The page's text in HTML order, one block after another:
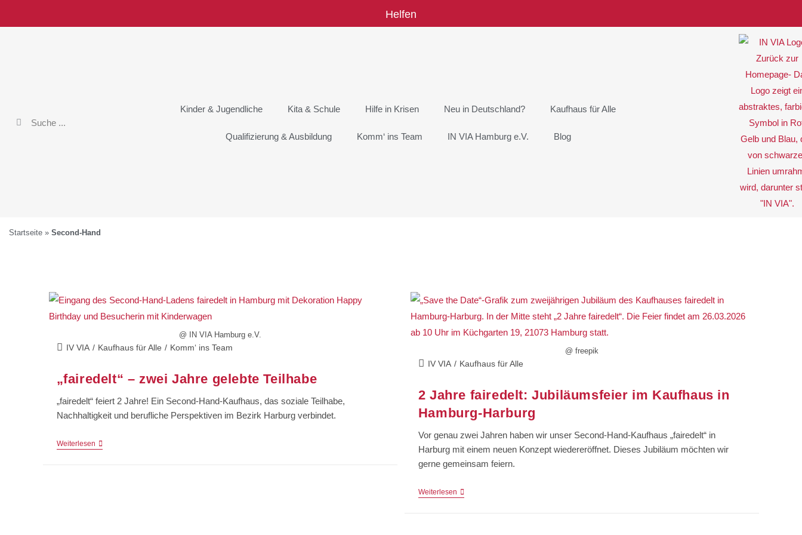
Helfen
Kinder & Jugendliche Kita & Schule Hilfe in Krisen Neu in Deutschland? Kaufhaus für Alle
Qualifizierung & Ausbildung Komm‘ ins Team IN VIA Hamburg e.V. Blog
Startseite » Second-Hand
@ IN VIA Hamburg e.V.
IV VIA / Kaufhaus für Alle / Komm‘ ins Team
„fairedelt“ – zwei Jahre gelebte Teilhabe
„fairedelt“ feiert 2 Jahre! Ein Second-Hand-Kaufhaus, das soziale Teilhabe,
Nachhaltigkeit und berufliche Perspektiven im Bezirk Harburg verbindet.
Weiterlesen
@ freepik
IV VIA / Kaufhaus für Alle
2 Jahre fairedelt: Jubiläumsfeier im Kaufhaus in
Hamburg-Harburg
Vor genau zwei Jahren haben wir unser Second-Hand-Kaufhaus „fairedelt“ in
Harburg mit einem neuen Konzept wiedereröffnet. Dieses Jubiläum möchten wir
gerne gemeinsam feiern.
Weiterlesen